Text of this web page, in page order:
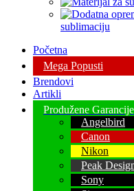
sublimaciju
Početna
Mega Popusti
Brendovi
Artikli
Produžene Garancije
Angelbird
Canon
Nikon
Peak
Sony